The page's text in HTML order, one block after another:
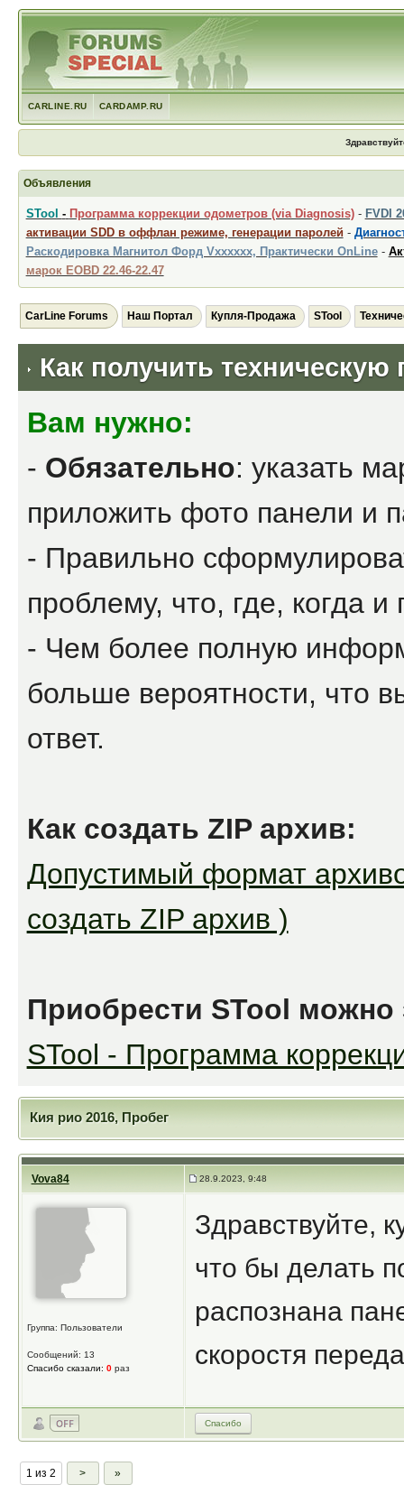
CARLINE.RU CARDAMP.RU
Объявления
STool - Программа коррекции одометров (via Diagnosis)- FVDI
активации SDD в оффлан режиме, генерации паролей -
Раскодировка Магнитол Форд Vxxxxxx, Практически OnLine-
марок EOBD 22.46-22.47
CarLine Forums Наш Портал Купля-Продажа STool
Как получить техническую
Вам нужно:
- Обязательно: указать
приложить фото панели и
- Правильно
проблему, что, где, когда и
- Чем более полную
больше вероятности, что
ответ.
Как создать ZIP архив:
Допустимый формат
создать ZIP архив )
Приобрести STool можно
STool - Программа
Кия рио 2016, Пробег
Vova84 28.9.2023, 9:48
Группа: Пользователи
Сообщений: 13
Спасибо сказали: 0раз
Здравствуйте,
что бы делать
распознана
скоростя
Спасибо
1 из 2 > »